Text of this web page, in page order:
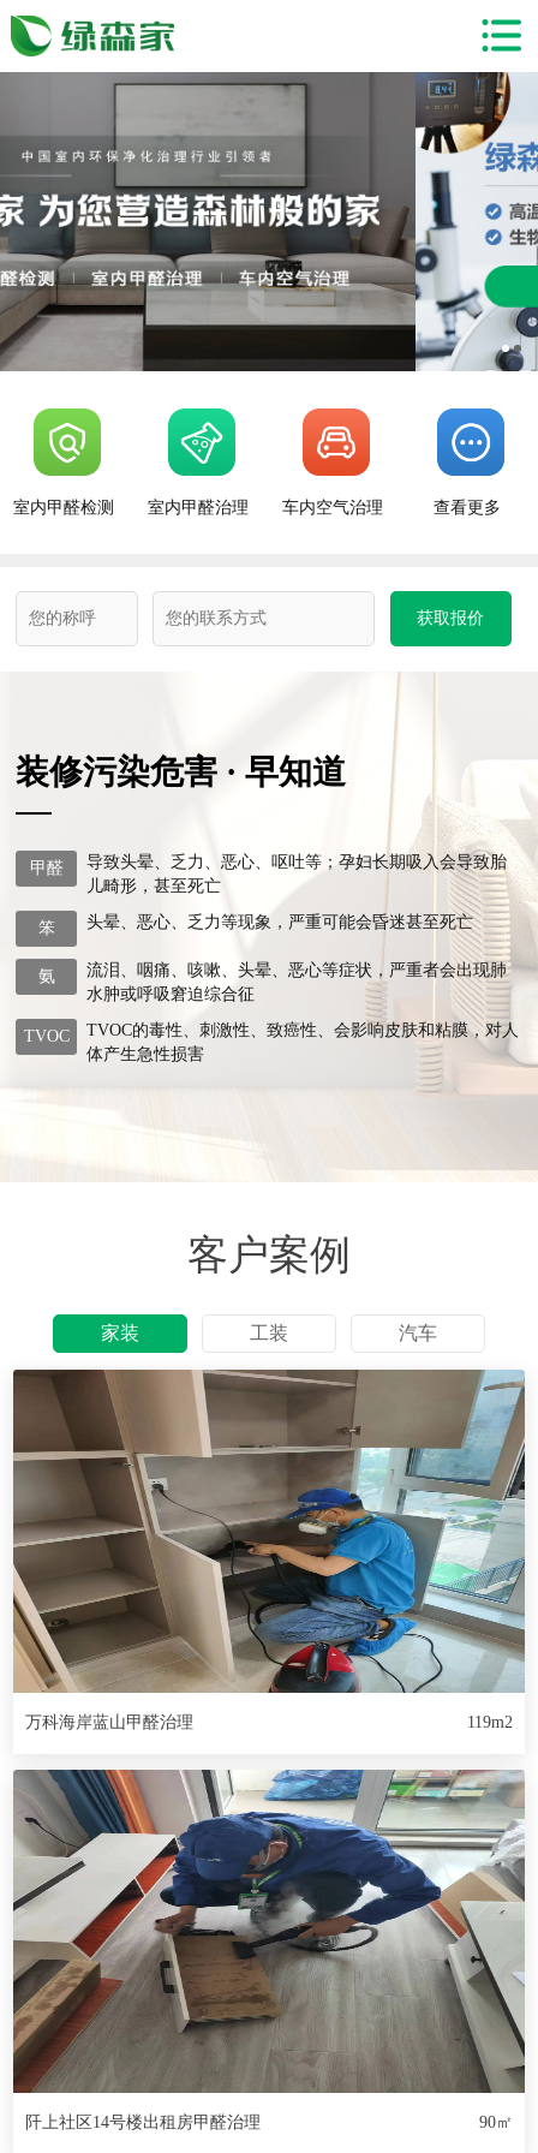
室内甲醛检测 室内甲醛治理 车内空气治理 查看更多
获取报价
装修污染危害 · 早知道
甲醛
导致头晕、乏力、恶心、呕吐等；孕妇长期吸入会导致胎
儿畸形，甚至死亡
笨 头晕、恶心、乏力等现象，严重可能会昏迷甚至死亡
氨
流泪、咽痛、咳嗽、头晕、恶心等症状，严重者会出现肺
水肿或呼吸窘迫综合征
TVOC
TVOC的毒性、刺激性、致癌性、会影响皮肤和粘膜，对人
体产生急性损害
客户案例
家装 工装 汽车
万科海岸蓝山甲醛治理 119m2
阡上社区14号楼出租房甲醛治理 90㎡